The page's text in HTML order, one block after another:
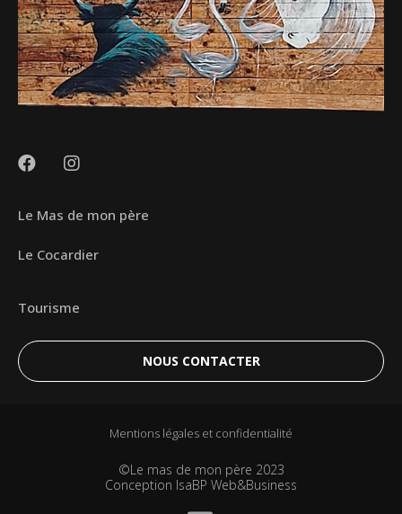
Le Mas de mon père
Le Cocardier
Tourisme
NOUS CONTACTER
Mentions légales et confidentialité
©Le mas de mon père 2023
Conception IsaBP Web&Business